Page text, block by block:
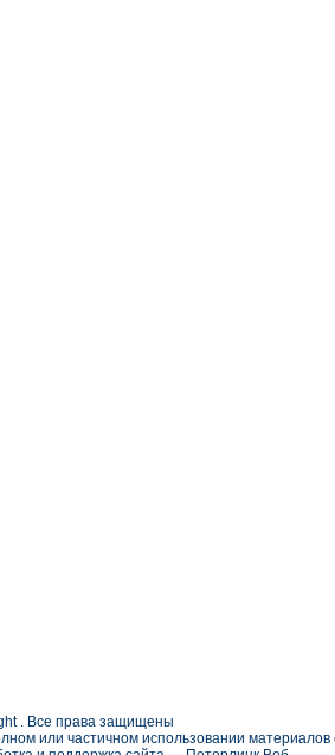
. Все права защищены
или частичном использовании